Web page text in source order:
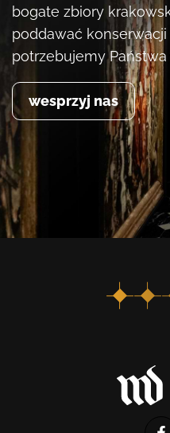
bogate zbiory
poddawać
potrzebujemy Państwa
wesprzyj nas